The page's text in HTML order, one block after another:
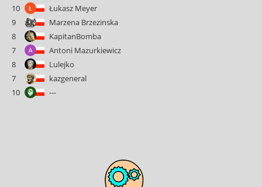
10
Łukasz Meyer
9
Marzena Brzezinska
8
KapitanBomba
7
Antoni Mazurkiewicz
8
Lulejko
7
kazgeneral
10
---